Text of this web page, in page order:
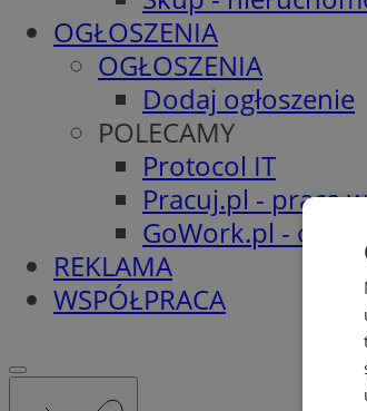
OGŁOSZENIA
OGŁOSZENIA
Dodaj ogłoszenie
POLECAMY
Protocol IT
Pracuj.pl - praca
GoWork.pl - oferty
REKLAMA
WSPÓŁPRACA